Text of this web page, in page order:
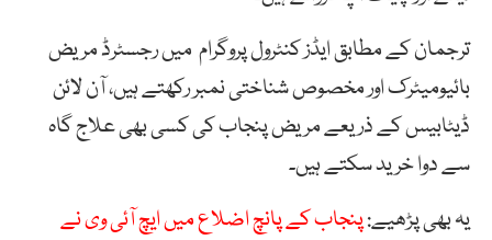
ترجمان کے مطابق ایڈز کنٹرول پروگرام میں رجسٹرڈ مریض
بائیومیٹرک اور مخصوص شناختی نمبر رکھتے ہیں، آن لائن
ڈیٹابیس کے ذریعے مریض پنجاب کی کسی بھی علاج گاہ
سے دوا خرید سکتے ہیں۔
یہ بھی پڑھیے:پنجاب کے پانچ اضلاع میں ایچ آئی وی نے